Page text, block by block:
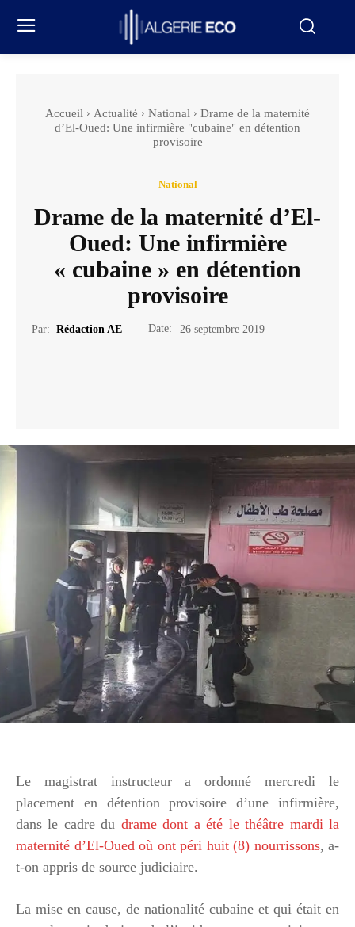
Accueil Actualité National
Drame de la maternité
d’El-Oued: Une infirmière "cubaine" en détention
provisoire
National
Drame de la maternité d’El-
Oued: Une infirmière
« cubaine » en détention
provisoire
Par: Rédaction AE Date: 26 septembre 2019
Le magistrat instructeur a ordonné mercredi le
placement en détention provisoire d’une infirmière,
dans le cadre du drame dont a été le théâtre mardi la
maternité d’El-Oued où ont péri huit (8) nourrissons, a-
t-on appris de source judiciaire.
La mise en cause, de nationalité cubaine et qui était en